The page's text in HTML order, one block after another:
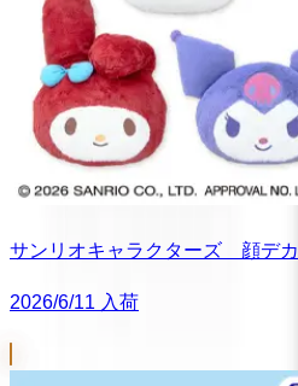
サンリオキャラクターズ 顔デ
2026/6/11 入荷